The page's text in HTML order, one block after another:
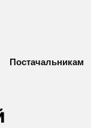
Постачальникам